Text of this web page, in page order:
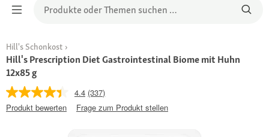
Hill's Schonkost
Hill's Prescription Diet Gastrointestinal Biome mit Huhn
12x85 g
4.4 (337)
Produkt bewerten
Frage zum Produkt stellen